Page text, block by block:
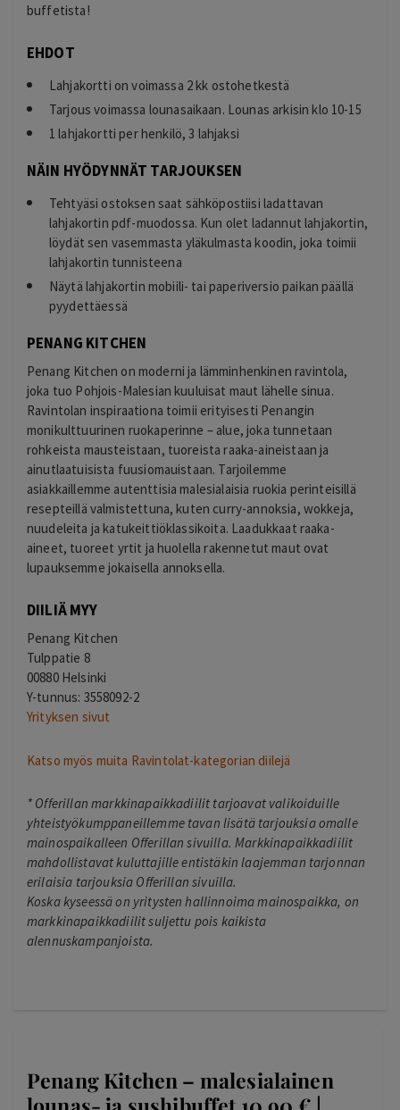
buffetista!
EHDOT
Lahjakortti on voimassa 2 kk ostohetkestä
Tarjous voimassa lounasaikaan. Lounas arkisin klo 10-15
1 lahjakortti per henkilö, 3 lahjaksi
NÄIN HYÖDYNNÄT TARJOUKSEN
Tehtyäsi ostoksen saat sähköpostiisi ladattavan
lahjakortin pdf-muodossa. Kun olet ladannut lahjakortin,
löydät sen vasemmasta yläkulmasta koodin, joka toimii
lahjakortin tunnisteena
Näytä lahjakortin mobiili- tai paperiversio paikan päällä
pyydettäessä
PENANG KITCHEN
Penang Kitchen on moderni ja lämminhenkinen ravintola,
joka tuo Pohjois-Malesian kuuluisat maut lähelle sinua.
Ravintolan inspiraationa toimii erityisesti Penangin
monikulttuurinen ruokaperinne – alue, joka tunnetaan
rohkeista mausteistaan, tuoreista raaka-aineistaan ja
ainutlaatuisista fuusiomauistaan. Tarjoilemme
asiakkaillemme autenttisia malesialaisia ruokia perinteisillä
resepteillä valmistettuna, kuten curry-annoksia, wokkeja,
nuudeleita ja katukeittiöklassikoita. Laadukkaat raaka-
aineet, tuoreet yrtit ja huolella rakennetut maut ovat
lupauksemme jokaisella annoksella.
DIILIÄ MYY
Penang Kitchen
Tulppatie 8
00880 Helsinki
Y-tunnus: 3558092-2
Yrityksen sivut
Katso myös muita Ravintolat-kategorian diilejä
* Offerillan markkinapaikkadiilit tarjoavat valikoiduille
yhteistyökumppaneillemme tavan lisätä tarjouksia omalle
mainospaikalleen Offerillan sivuilla. Markkinapaikkadiilit
mahdollistavat kuluttajille entistäkin laajemman tarjonnan
erilaisia tarjouksia Offerillan sivuilla.
Koska kyseessä on yritysten hallinnoima mainospaikka, on
markkinapaikkadiilit suljettu pois kaikista
alennuskampanjoista.
Penang Kitchen – malesialainen